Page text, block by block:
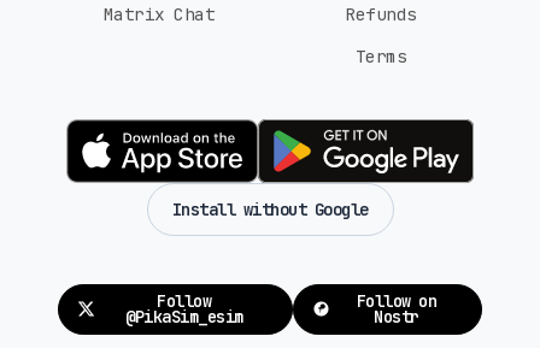
Matrix Chat
Refunds
Terms
Install without Google
Follow
@PikaSim_esim
Follow on
Nostr